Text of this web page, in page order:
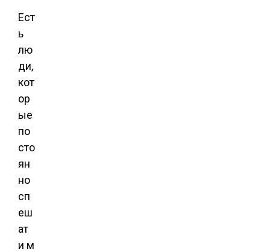
Ест
ь
лю
ди,
кот
ор
ые
по
сто
ян
но
сп
еш
ат
и м